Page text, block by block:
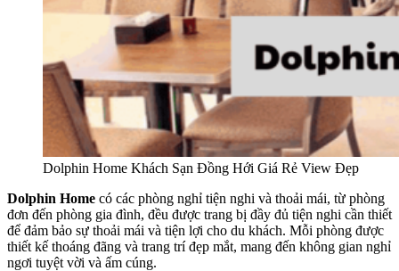
Dolphin Home Khách Sạn Đồng Hới Giá Rẻ View Đẹp
Dolphin Home có các phòng nghỉ tiện nghi và thoải mái, từ phòng
đơn đến phòng gia đình, đều được trang bị đầy đủ tiện nghi cần thiết
để đảm bảo sự thoải mái và tiện lợi cho du khách. Mỗi phòng được
thiết kế thoáng đãng và trang trí đẹp mắt, mang đến không gian nghỉ
ngơi tuyệt vời và ấm cúng.